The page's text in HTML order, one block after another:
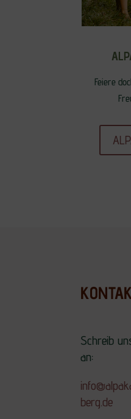
Feiere
Schreib
an:
berg.de